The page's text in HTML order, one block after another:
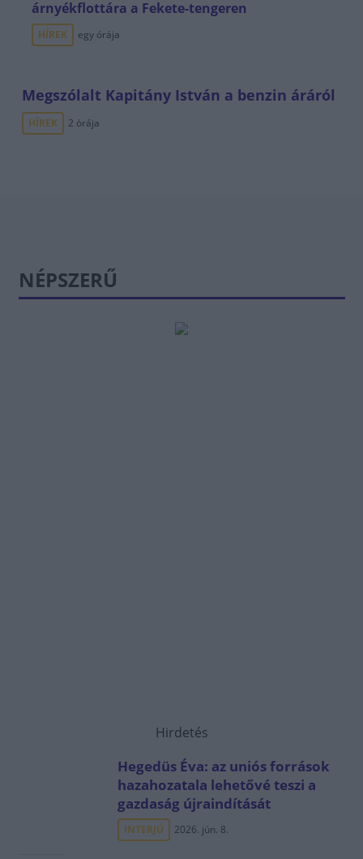
árnyékflottára a Fekete-tengeren
HÍREK egy órája
Megszólalt Kapitány István a benzin áráról
HÍREK 2 órája
NÉPSZERŰ
Hirdetés
Hegedüs Éva: az uniós források
hazahozatala lehetővé teszi a
gazdaság újraindítását
INTERJÚ 2026. jún. 8.